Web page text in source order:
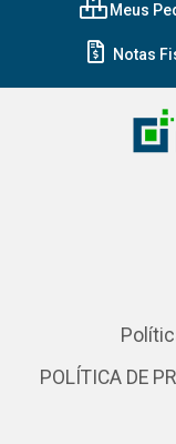
Meus
Notas
POLÍTICA DE